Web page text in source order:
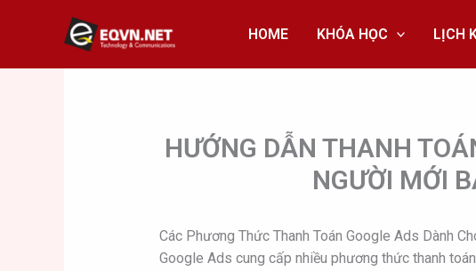
HOME KHÓA HỌC LỊCH
HƯỚNG DẪN THANH
NGƯỜI MỚI
Các Phương Thức Thanh Toán Google Ads Dành
Google Ads cung cấp nhiều phương thức thanh